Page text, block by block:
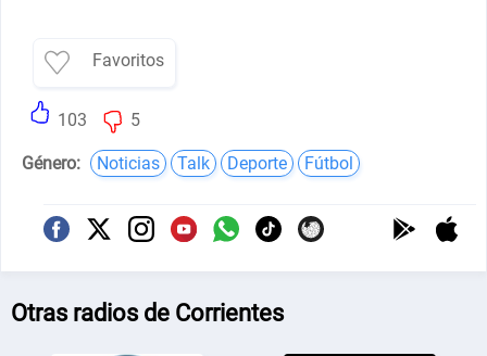
Favoritos
103 5
Género: Noticias Talk Deporte Fútbol
Otras radios de Corrientes